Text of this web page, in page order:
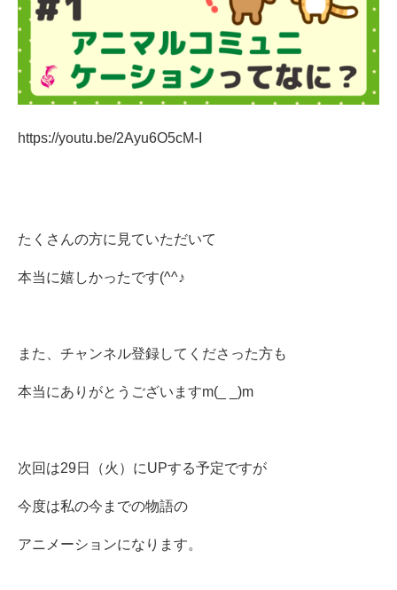
https://youtu.be/2Ayu6O5cM-I
たくさんの方に見ていただいて
本当に嬉しかったです(^^♪
また、チャンネル登録してくださった方も
本当にありがとうございますm(_ _)m
次回は29日（火）にUPする予定ですが
今度は私の今までの物語の
アニメーションになります。